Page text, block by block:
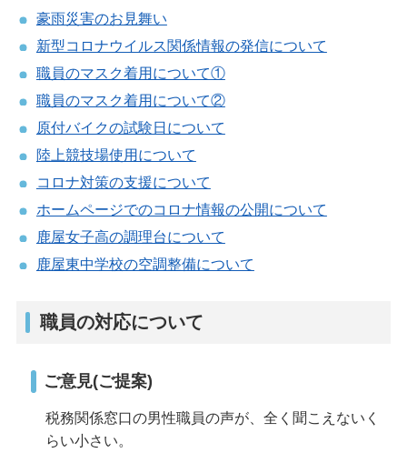
豪雨災害のお見舞い
新型コロナウイルス関係情報の発信について
職員のマスク着用について①
職員のマスク着用について②
原付バイクの試験日について
陸上競技場使用について
コロナ対策の支援について
ホームページでのコロナ情報の公開について
鹿屋女子高の調理台について
鹿屋東中学校の空調整備について
職員の対応について
ご意見(ご提案)
税務関係窓口の男性職員の声が、全く聞こえないく
らい小さい。